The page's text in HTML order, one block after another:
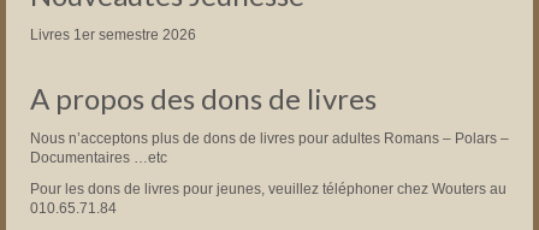
Livres 1er semestre 2026
A propos des dons de livres
Nous n’acceptons plus de dons de livres pour adultes Romans – Polars –
Documentaires …etc
Pour les dons de livres pour jeunes, veuillez téléphoner chez Wouters au
010.65.71.84